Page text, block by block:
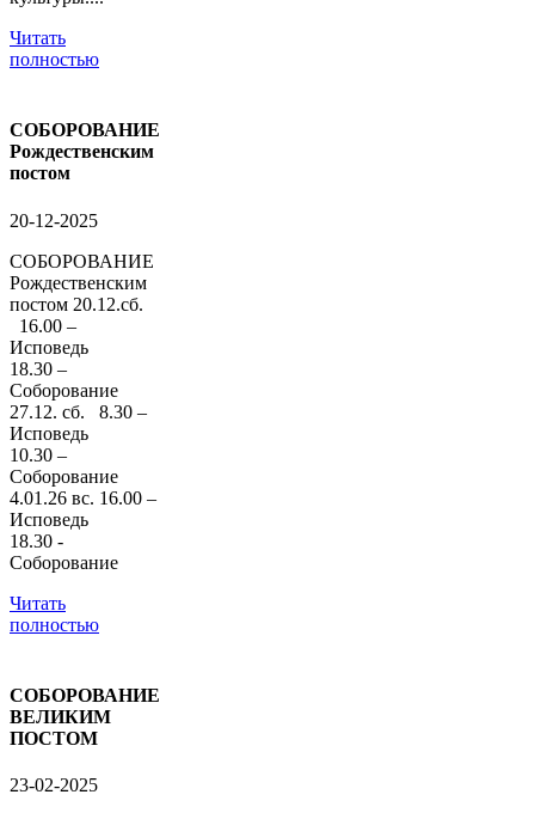
Читать
полностью
СОБОРОВАНИЕ
Рождественским
постом
20-12-2025
СОБОРОВАНИЕ
Рождественским
постом 20.12.сб.
16.00 –
Исповедь
18.30 –
Соборование
27.12. сб. 8.30 –
Исповедь
10.30 –
Соборование
4.01.26 вс. 16.00 –
Исповедь
18.30 -
Соборование
Читать
полностью
СОБОРОВАНИЕ
ВЕЛИКИМ
ПОСТОМ
23-02-2025